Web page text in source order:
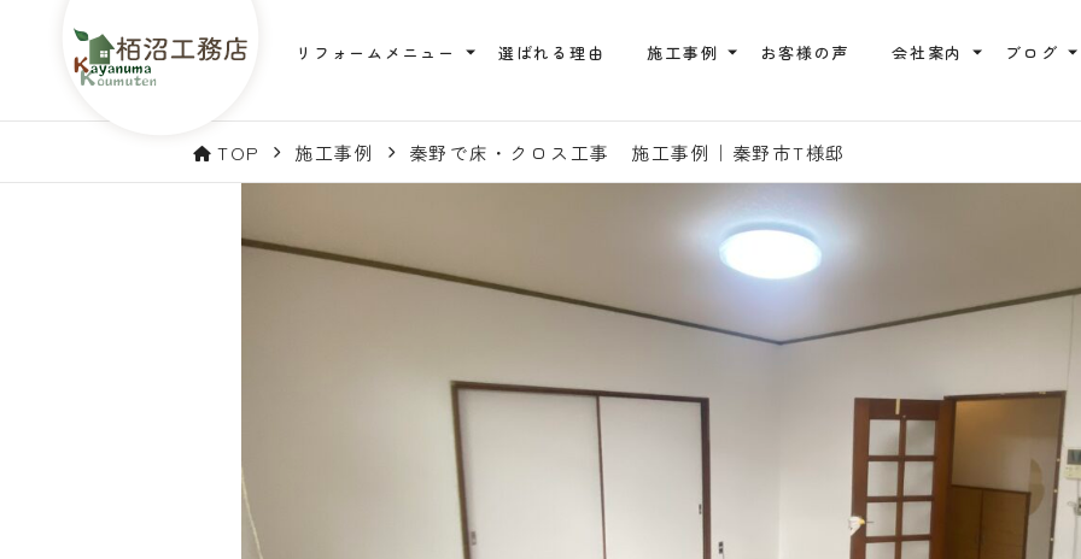
リフォームメニュー 選ばれる理由 施工事例 お客様の声 会社案内 ブログ
TOP 施工事例 秦野で床・クロス工事 施工事例｜秦野市T様邸